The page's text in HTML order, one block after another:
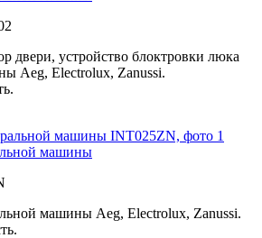
двери, устройство блоктровки люка
Aeg, Electrolux, Zanussi.
машины
машины Aeg, Electrolux, Zanussi.